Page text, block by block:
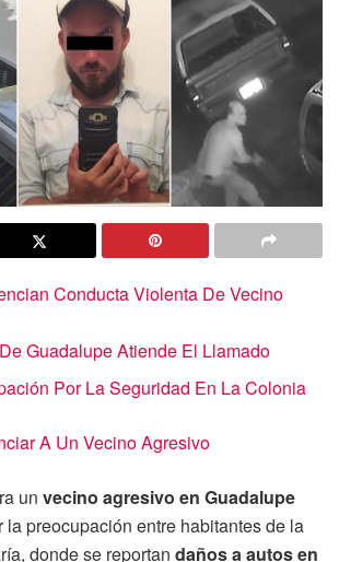
Conducta Violenta De Vecino
Guadalupe Atiende El Llamado
Por La Seguridad En La Colonia
A Un Vecino Agresivo
un vecino agresivo en Guadalupe
preocupación entre habitantes de la
donde se reportan daños a autos en